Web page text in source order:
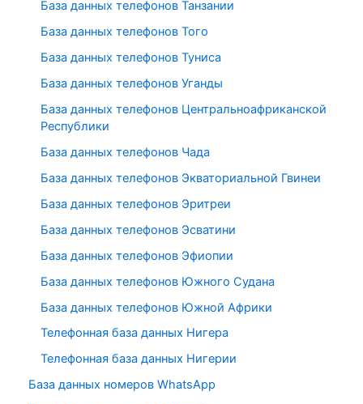
База данных телефонов Танзании
База данных телефонов Того
База данных телефонов Туниса
База данных телефонов Уганды
База данных телефонов Центральноафриканской
Республики
База данных телефонов Чада
База данных телефонов Экваториальной Гвинеи
База данных телефонов Эритреи
База данных телефонов Эсватини
База данных телефонов Эфиопии
База данных телефонов Южного Судана
База данных телефонов Южной Африки
Телефонная база данных Нигера
Телефонная база данных Нигерии
База данных номеров WhatsApp